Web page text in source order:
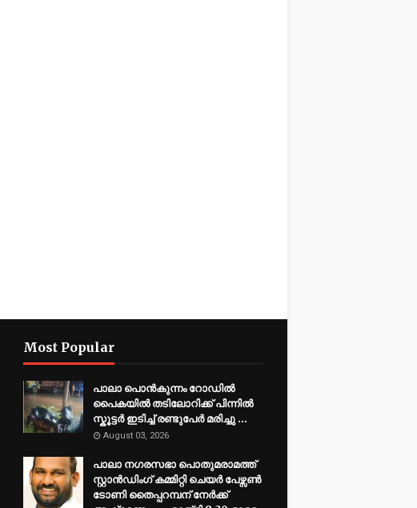
Most Popular
പാലാ പൊൻകുന്നം റോഡിൽ
പൈകയിൽ തടിലോറിക്ക് പിന്നിൽ
സ്കൂട്ടർ ഇടിച്ച് രണ്ടുപേർ മരിച്ചു ...
August 03, 2026
പാലാ നഗരസഭാ പൊതുമരാമത്ത്
സ്റ്റാൻഡിംഗ് കമ്മിറ്റി ചെയർ പേഴ്സൺ
ടോണി തൈപ്പറമ്പന് നേർക്ക്